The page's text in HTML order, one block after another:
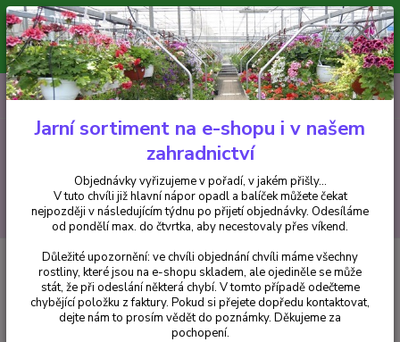
Minimální hodnota pro odeslání z e-shopu je 300 Kč.
V tuto chvíli již hlavní nápor objednávek opadl a balíček můžete čekat
nejpozději v následujícím týdnu po přijetí objednávky. Objednávky
vyřizujeme v pořadí, v jakém přišly...
CZK
Hledat
+420 602 223 614 0ks
za0 Kč
Fuchsie Molly Fuchsie 807
Molly Fuchsie 807
Jarní sortiment na e-shopu i v našem
zahradnictví
Objednávky vyřizujeme v pořadí, v jakém přišly...
V tuto chvíli již hlavní nápor opadl a balíček můžete čekat
nejpozději v následujícím týdnu po přijetí objednávky. Odesíláme
od pondělí max. do čtvrtka, aby necestovaly přes víkend.
Důležité upozornění: ve chvíli objednání chvíli máme všechny
rostliny, které jsou na e-shopu skladem, ale ojediněle se může
stát, že při odeslání některá chybí. V tomto případě odečteme
chybějící položku z faktury. Pokud si přejete dopředu kontaktovat,
dejte nám to prosím vědět do poznámky. Děkujeme za
pochopení.